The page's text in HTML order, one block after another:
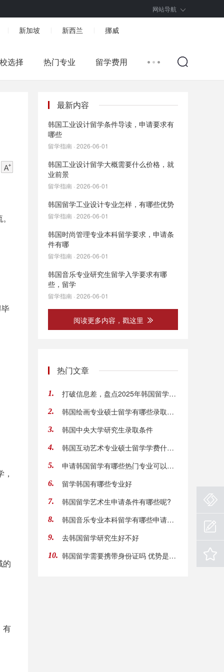
网站导航
新加坡 新西兰 挪威
选择 热门专业 留学费用
的
有
最新内容
韩国工业设计留学条件导读，申请要求有
哪些
留学指南 · 2026-06-01
韩国工业设计留学大概需要什么价格，就
业前景
留学指南 · 2026-06-01
韩国留学工业设计专业怎样，有哪些优势
留学指南 · 2026-06-01
韩国时尚管理专业本科留学要求，申请条
件有哪
留学指南 · 2026-06-01
韩国音乐专业研究生留学入学要求有哪
些，留学
留学指南 · 2026-06-01
阅读更多内容，戳这里
热门文章
1. 打破信息差，盘点2025年韩国留学适合女生的专业
2. 韩国绘画专业硕士留学有哪些录取要求
3. 韩国中央大学研究生录取条件
4. 韩国互动艺术专业硕士留学学费什么价格
5. 申请韩国留学有哪些热门专业可以推荐
6. 留学韩国有哪些专业好
7. 韩国留学艺术生申请条件有哪些呢?
8. 韩国音乐专业本科留学有哪些申请条件，有哪些
9. 去韩国留学研究生好不好
10. 韩国留学需要携带身份证吗 优势是什么呢